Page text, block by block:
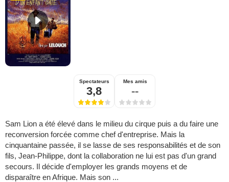
Spectateurs
3,8
Mes amis
--
Sam Lion a été élevé dans le milieu du cirque puis a du faire une
reconversion forcée comme chef d'entreprise. Mais la
cinquantaine passée, il se lasse de ses responsabilités et de son
fils, Jean-Philippe, dont la collaboration ne lui est pas d'un grand
secours. Il décide d'employer les grands moyens et de
disparaître en Afrique. Mais son ...